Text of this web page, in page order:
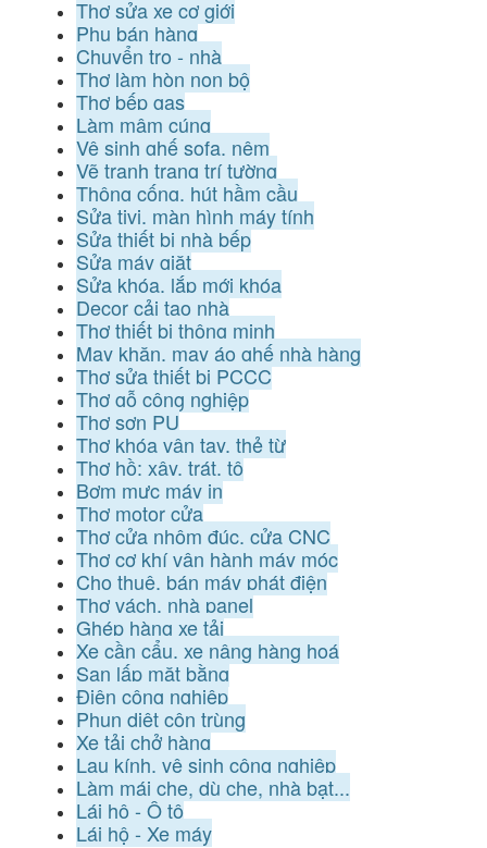
Thợ sửa xe cơ giới
Phụ bán hàng
Chuyển trọ - nhà
Thợ làm hòn non bộ
Thợ bếp gas
Làm mâm cúng
Vệ sinh ghế sofa, nệm
Vẽ tranh trang trí tường
Thông cống, hút hầm cầu
Sửa tivi, màn hình máy tính
Sửa thiết bị nhà bếp
Sửa máy giặt
Sửa khóa, lắp mới khóa
Decor cải tạo nhà
Thợ thiết bị thông minh
May khăn, may áo ghế nhà hàng
Thợ sửa thiết bị PCCC
Thợ gỗ công nghiệp
Thợ sơn PU
Thợ khóa vân tay, thẻ từ
Thợ hồ: xây, trát, tô
Bơm mực máy in
Thợ motor cửa
Thợ cửa nhôm đúc, cửa CNC
Thợ cơ khí vận hành máy móc
Cho thuê, bán máy phát điện
Thợ vách, nhà panel
Ghép hàng xe tải
Xe cần cẩu, xe nâng hàng hoá
San lấp mặt bằng
Điện công nghiệp
Phun diệt côn trùng
Xe tải chở hàng
Lau kính, vệ sinh công nghiệp
Làm mái che, dù che, nhà bạt...
Lái hộ - Ô tô
Lái hộ - Xe máy